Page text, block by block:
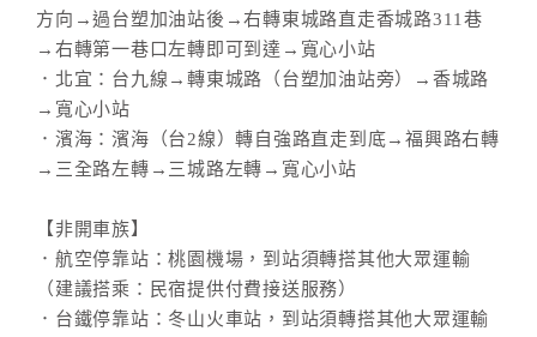
方向→過台塑加油站後→右轉東城路直走香城路311巷
→右轉第一巷口左轉即可到達→寬心小站
．北宜：台九線→轉東城路（台塑加油站旁）→香城路
→寬心小站
．濱海：濱海（台2線）轉自強路直走到底→福興路右轉
→三全路左轉→三城路左轉→寬心小站
【非開車族】
．航空停靠站：桃園機場，到站須轉搭其他大眾運輸
（建議搭乘：民宿提供付費接送服務）
．台鐵停靠站：冬山火車站，到站須轉搭其他大眾運輸